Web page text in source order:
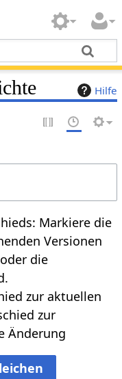
Hilfe
Markiere die
Versionen
die
zur aktuellen
zur
Änderung